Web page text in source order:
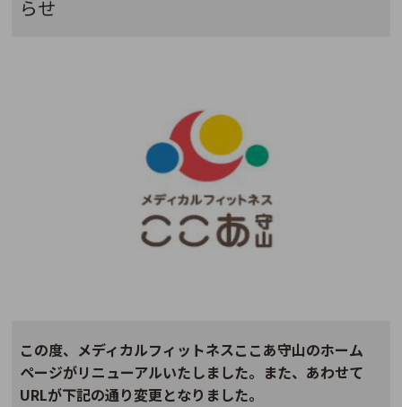
らせ
この度、メディカルフィットネスここあ守山のホーム
ページがリニューアルいたしました。また、あわせて
URLが下記の通り変更となりました。